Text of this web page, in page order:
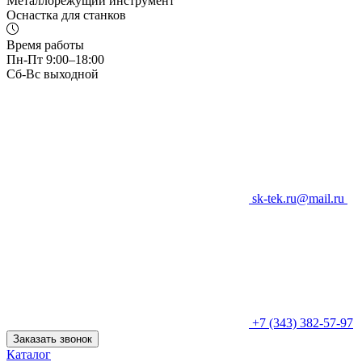
Оснастка для станков
Время работы
Пн-Пт 9:00–18:00
Сб-Вс выходной
sk-tek.ru@mail.ru
+7 (343) 382-57-97
Заказать звонок
Каталог